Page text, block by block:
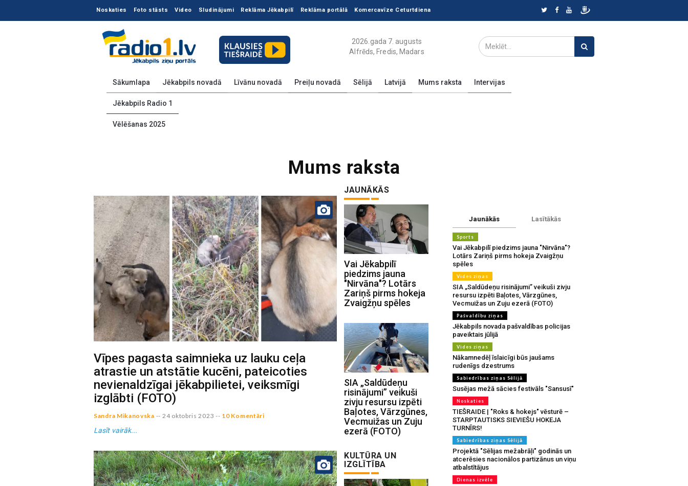
Noskaties Foto stāsts Video Sludinājumi Reklāma Jēkabpilī Reklāma portālā Komercavīze Ceturtdiena
2026.gada 7. augusts
Alfrēds, Fredis, Madars
Sākumlapa Jēkabpils novadā Līvānu novadā Preiļu novadā Sēlijā Latvijā Mums raksta Intervijas
Jēkabpils Radio 1
Vēlēšanas 2025
Mums raksta
Vīpes pagasta saimnieka uz lauku ceļa
atrastie un atstātie kucēni, pateicoties
nevienaldzīgai jēkabpilietei, veiksmīgi
izglābti (FOTO)
Sandra Mikanovska -- 24 oktobris 2023 -- 10 Komentāri
Lasīt vairāk...
JAUNĀKĀS
Vai Jēkabpilī
piedzims jauna
"Nirvāna"? Lotārs
Zariņš pirms hokeja
Zvaigžņu spēles
SIA „Saldūdeņu
risinājumi” veikuši
zivju resursu izpēti
Baļotes, Vārzgūnes,
Vecmuižas un Zuju
ezerā (FOTO)
KULTŪRA UN
IZGLĪTĪBA
Jaunākās Lasītākās
Sports
Vai Jēkabpilī piedzims jauna "Nirvāna"?
Lotārs Zariņš pirms hokeja Zvaigžņu
spēles
Vides ziņas
SIA „Saldūdeņu risinājumi” veikuši zivju
resursu izpēti Baļotes, Vārzgūnes,
Vecmuižas un Zuju ezerā (FOTO)
Pašvaldību ziņas
Jēkabpils novada pašvaldības policijas
paveiktais jūlijā
Vides ziņas
Nākamnedēļ īslaicīgi būs jaušams
rudenīgs dzestrums
Sabiedrības ziņas Sēlijā
Susējas mežā sācies festivāls "Sansusī"
Noskaties
TIEŠRAIDE | "Roks & hokejs" vēsturē –
STARPTAUTISKS SIEVIEŠU HOKEJA
TURNĪRS!
Sabiedrības ziņas Sēlijā
Projektā "Sēlijas mežabrāļi" godinās un
atcerēsies nacionālos partizānus un viņu
atbalstītājus
Dienas izvēle